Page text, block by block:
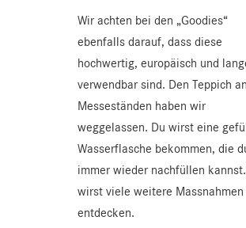
Wir achten bei den „Goodies“
ebenfalls darauf, dass diese
hochwertig, europäisch und
verwendbar sind. Den Teppich
Messeständen haben wir
weggelassen. Du wirst eine
Wasserflasche bekommen, die
immer wieder nachfüllen
wirst viele weitere Massnahmen
entdecken.